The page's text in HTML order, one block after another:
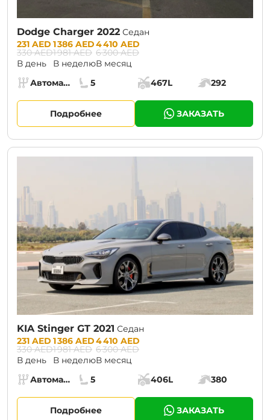
Dodge Charger 2022 Седан
Prices:
231 AED
330 AED
В день
1 386 AED
1 981 AED
В неделю
4 410 AED
6 300 AED
В месяц
Specs:
Коробка передач:
Автомат (АКПП)
Места:
5
Объём багажника:
467L
Мощность
292
Подробнее ЗАКАЗАТЬ
KIA Stinger GT 2021 Седан
Prices:
231 AED
330 AED
В день
1 386 AED
1 981 AED
В неделю
4 410 AED
6 300 AED
В месяц
Specs:
Коробка передач:
Автомат (АКПП)
Места:
5
Объём багажника:
406L
Мощность
380
Подробнее ЗАКАЗАТЬ